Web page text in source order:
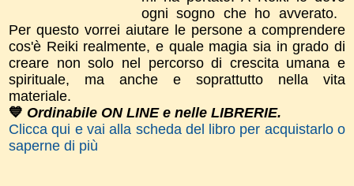
ogni sogno che ho avverato.
Per questo vorrei aiutare le persone a comprendere
cos'è Reiki realmente, e quale magia sia in grado di
creare non solo nel percorso di crescita umana e
spirituale, ma anche e soprattutto nella vita
materiale.
💙 Ordinabile ON LINE e nelle LIBRERIE.
Clicca qui e vai alla scheda del libro per acquistarlo o
saperne di più